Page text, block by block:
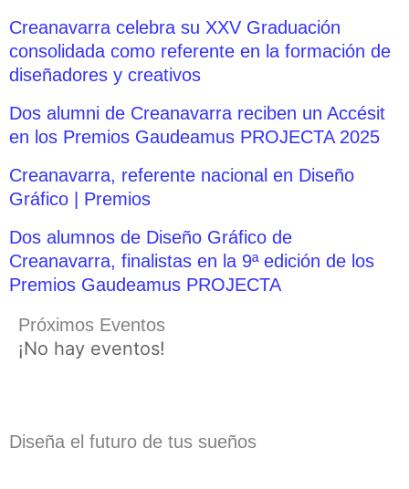
Creanavarra celebra su XXV Graduación
consolidada como referente en la formación de
diseñadores y creativos
Dos alumni de Creanavarra reciben un Accésit
en los Premios Gaudeamus PROJECTA 2025
Creanavarra, referente nacional en Diseño
Gráfico | Premios
Dos alumnos de Diseño Gráfico de
Creanavarra, finalistas en la 9ª edición de los
Premios Gaudeamus PROJECTA
Próximos Eventos
¡No hay eventos!
Diseña el futuro de tus sueños